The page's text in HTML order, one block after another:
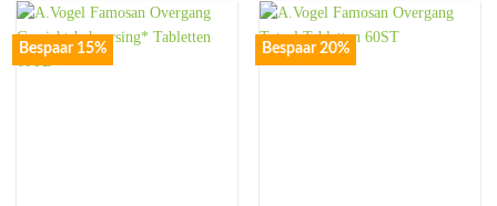
Bespaar 15% Bespaar 20%